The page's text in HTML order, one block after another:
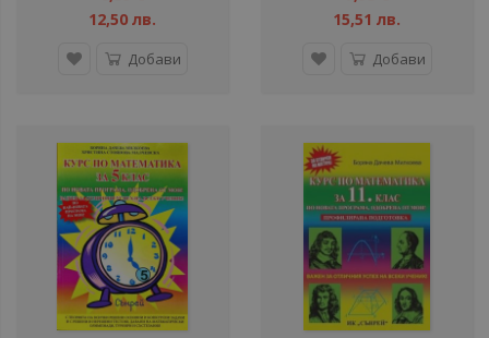
12,50 лв.
Добави
15,51 лв.
Добави